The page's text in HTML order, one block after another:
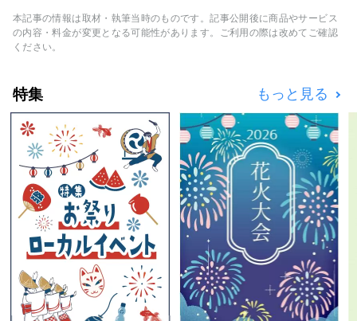
ン」に分かれていて、自然豊かな環境の中で動
物たちをじっくり観察したり、ふれあいを楽し
本記事の情報は取材・執筆当時のものです。記事公開後に商品やサービス
の内容・料金が変更となる可能性があります。ご利用の際は改めてご確認
ください。
特集 もっと見る